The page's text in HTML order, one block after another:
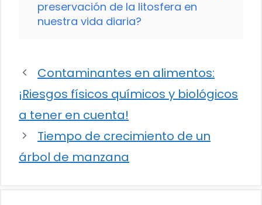
preservación de la litosfera en
nuestra vida diaria?
Contaminantes en alimentos:
¡Riesgos físicos químicos y biológicos
a tener en cuenta!
Tiempo de crecimiento de un
árbol de manzana